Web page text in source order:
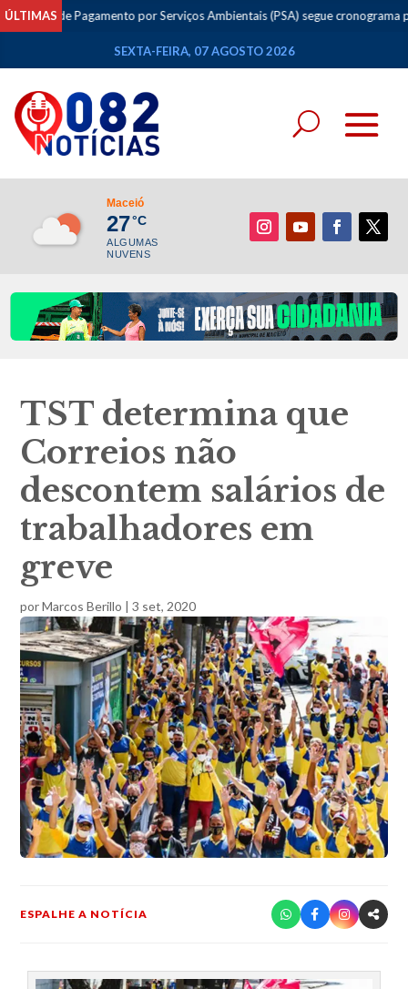
ÚLTIMAS
de Pagamento por Serviços Ambientais (PSA) segue cronograma previsto
SEXTA-FEIRA, 07 AGOSTO 2026
Maceió
27°C
ALGUMAS
NUVENS
TST determina que
Correios não
descontem salários de
trabalhadores em
greve
porMarcos Berillo |3 set, 2020
ESPALHE A NOTÍCIA